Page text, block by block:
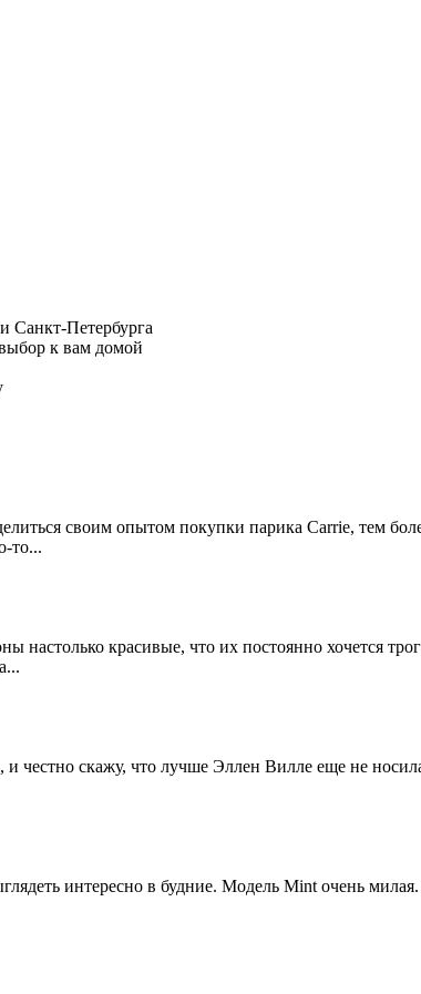
Санкт-Петербурга
к вам домой
своим опытом покупки парика Carrie, тем
то...
красивые, что их постоянно хочется
и честно скажу, что лучше Эллен Вилле еще не
интересно в будние. Модель Mint очень